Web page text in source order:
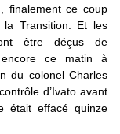
finalement ce coup
Transition. Et les
être déçus de
encore ce matin à
du colonel Charles
d’Ivato avant
était effacé quinze